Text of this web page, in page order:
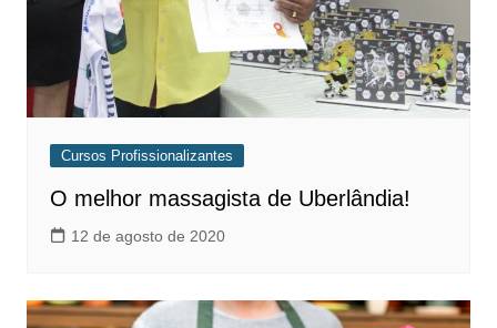
Cursos Profissionalizantes
O melhor massagista de Uberlândia!
12 de agosto de 2020